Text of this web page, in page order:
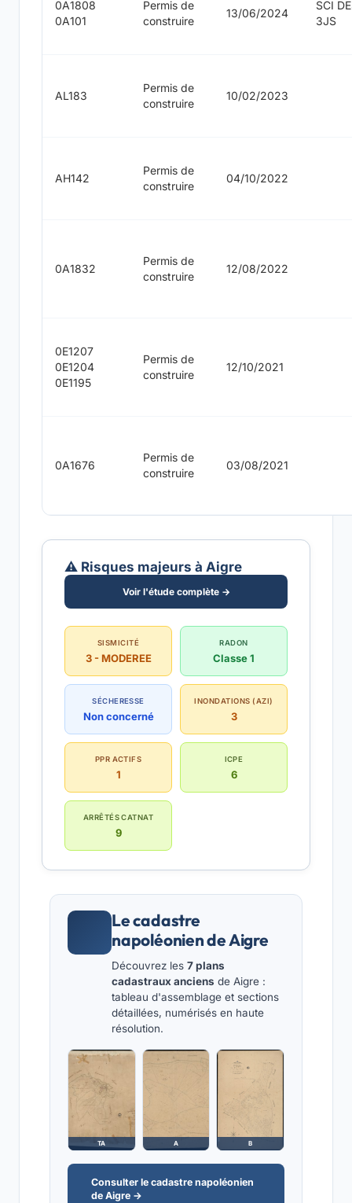
0A1808
0A101
Permis de
construire
13/06/2024
SCI
3JS
AL183
Permis de
construire
10/02/2023
AH142
Permis de
construire
04/10/2022
0A1832
Permis de
construire
12/08/2022
0E1207
0E1204
0E1195
Permis de
construire
12/10/2021
0A1676
Permis de
construire
03/08/2021
⚠️ Risques majeurs à Aigre
Voir l'étude complète →
SISMICITÉ
3 - MODEREE
RADON
Classe 1
SÉCHERESSE
Non concerné
INONDATIONS (AZI)
3
PPR ACTIFS
1
ICPE
6
ARRÊTÉS CATNAT
9
Le cadastre
napoléonien de Aigre
Découvrez les 7 plans
cadastraux anciens de Aigre :
tableau d'assemblage et sections
détaillées, numérisés en haute
résolution.
TA A B
Consulter le cadastre napoléonien
de Aigre →